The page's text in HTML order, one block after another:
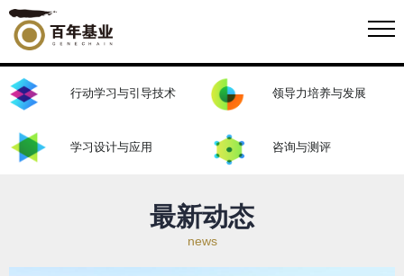
点击了解更多
行动学习与引导技术 领导力培养与发展
学习设计与应用 咨询与测评
最新动态
news